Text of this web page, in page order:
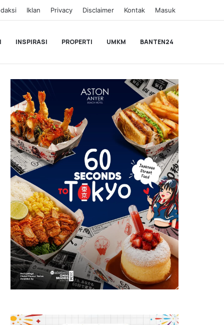
Iklan Privacy Disclaimer Kontak Masuk
INSPIRASI PROPERTI UMKM BANTEN24